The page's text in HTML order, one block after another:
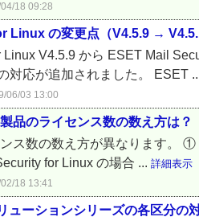
18 09:28
Linux の変更点（V4.5.9 →
Linux V4.5.9 から ESET Mail
対応が追加されました。 ESET
06/03 13:00
品のライセンス数の数え方は？
ス数の数え方が異なります。
for Linux の場合 ... 詳細表示
18 13:41
ューションシリーズの各区分の